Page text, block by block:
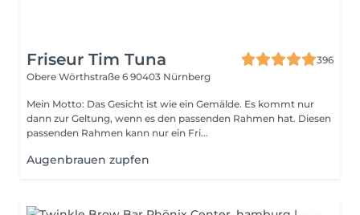
Friseur Tim Tuna
396
Obere Wörthstraße 6 90403 Nürnberg
Mein Motto: Das Gesicht ist wie ein Gemälde. Es kommt nur
dann zur Geltung, wenn es den passenden Rahmen hat. Diesen
passenden Rahmen kann nur ein Fri...
Augenbrauen zupfen